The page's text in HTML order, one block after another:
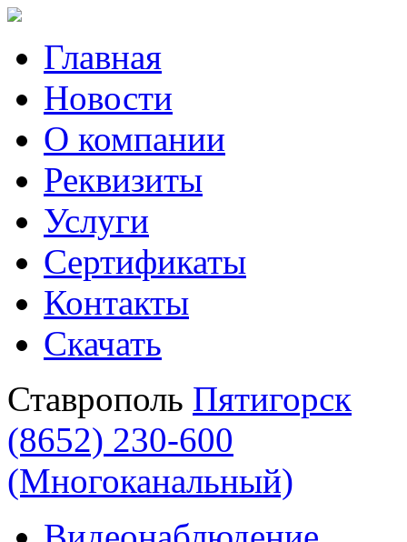
Главная
Новости
О компании
Реквизиты
Услуги
Сертификаты
Контакты
Скачать
Ставрополь Пятигорск
(8652) 230-600
(Многоканальный)